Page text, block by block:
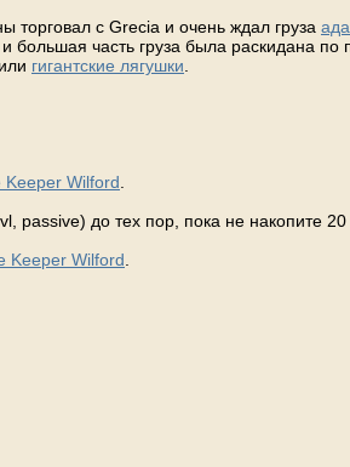
торговал с Grecia и очень ждал груза
большая часть груза была раскидана по
гигантские лягушки
Keeper Wilford
passive) до тех пор, пока не накопите 20
Keeper Wilford